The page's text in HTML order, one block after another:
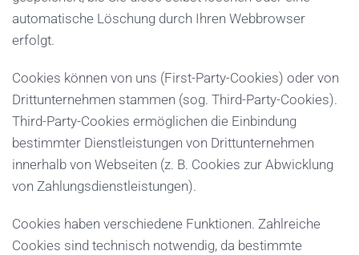
automatische Löschung durch Ihren Webbrowser
erfolgt.
Cookies können von uns (First-Party-Cookies) oder von
Drittunternehmen stammen (sog. Third-Party-Cookies).
Third-Party-Cookies ermöglichen die Einbindung
bestimmter Dienstleistungen von Drittunternehmen
innerhalb von Webseiten (z. B. Cookies zur Abwicklung
von Zahlungsdienstleistungen).
Cookies haben verschiedene Funktionen. Zahlreiche
Cookies sind technisch notwendig, da bestimmte